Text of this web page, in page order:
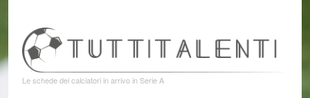
Le schede dei calciatori in arrivo in Serie A